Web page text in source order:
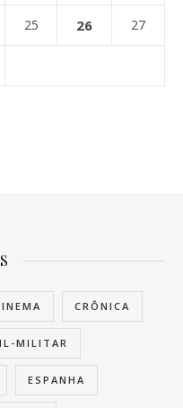
25 26 27
CRÔNICA
MILITAR
ESPANHA